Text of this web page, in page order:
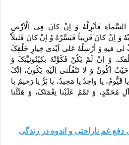
فَأنْزِلْهُ وَ اِنْ کانَ فِی الْاَرْضِ
وَ اِنْ کانَ قَریباً فَیَسِّرْهُ وُ اِنْ کانَ قَلیلاً
لی فیهِ وَ أرْسِلْهُ عَلی اَیْدی خِیارِ خَلْقِکَ
وَ اِنْ لَمْ یَکُنْ فَکَوِّنْهُ بکِیْنُونِیَّتِکَ وَ
حَیْثُ اَکُونُ وَ لا تَنْقُلْنی اِلَیْهِ یَکُونُ، اِنَّکَ
یا واحِدُ یا مَجیدُ، یا بَرُّ یا رَحیمُ یا
وَ تَمِّمْ عَلَیْنا نِعْمَتَکَ، وَ هَنِّئْنا
دفع غم ناراحتی و اندوه در زندگی